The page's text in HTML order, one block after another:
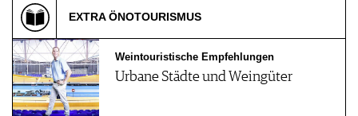
EXTRA ÖNOTOURISMUS
Weintouristische Empfehlungen
Urbane Städte und Weingüter